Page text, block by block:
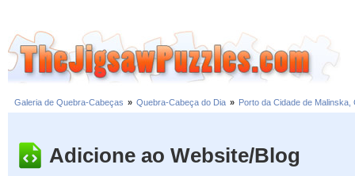
Galeria de Quebra-Cabeças » Quebra-Cabeça do Dia » Porto da Cidade de Malinska,
Adicione ao Website/Blog